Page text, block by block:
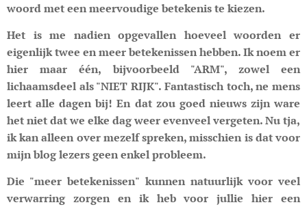
woord met een meervoudige betekenis te kiezen.
Het is me nadien opgevallen hoeveel woorden er
eigenlijk twee en meer betekenissen hebben. Ik noem er
hier maar één, bijvoorbeeld "ARM", zowel een
lichaamsdeel als "NIET RIJK". Fantastisch toch, ne mens
leert alle dagen bij! En dat zou goed nieuws zijn ware
het niet dat we elke dag weer evenveel vergeten. Nu tja,
ik kan alleen over mezelf spreken, misschien is dat voor
mijn blog lezers geen enkel probleem.
Die "meer betekenissen" kunnen natuurlijk voor veel
verwarring zorgen en ik heb voor jullie hier een